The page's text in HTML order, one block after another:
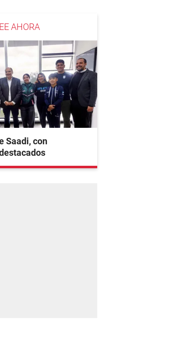
AHORA
Saadi, con